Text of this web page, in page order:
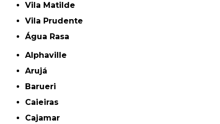
Vila Matilde
Vila Prudente
Água Rasa
Alphaville
Arujá
Barueri
Caieiras
Cajamar